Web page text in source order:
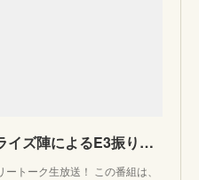
『ゲームメーカーローカライズ陣によるE3振り返りトーク2018』 | FRESH!（フレッシュ） - 生放送がログイン不要・高画質で見放題
トーク生放送！ この番組は、